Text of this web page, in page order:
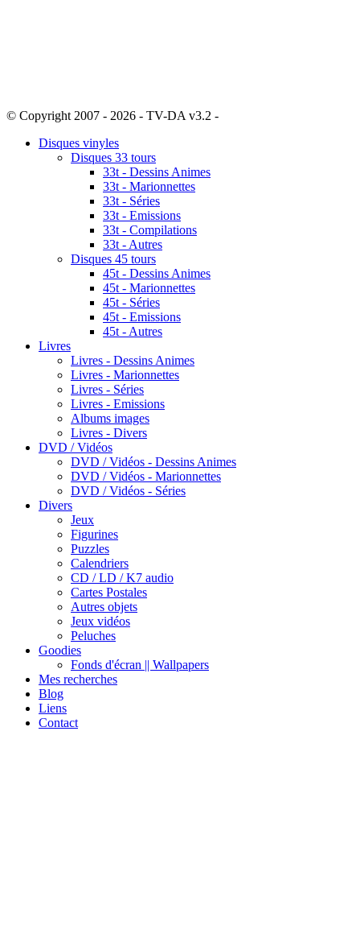
© Copyright 2007 - 2026 - TV-DA v3.2 -
Disques vinyles
Disques 33 tours
33t - Dessins Animes
33t - Marionnettes
33t - Séries
33t - Emissions
33t - Compilations
33t - Autres
Disques 45 tours
45t - Dessins Animes
45t - Marionnettes
45t - Séries
45t - Emissions
45t - Autres
Livres
Livres - Dessins Animes
Livres - Marionnettes
Livres - Séries
Livres - Emissions
Albums images
Livres - Divers
DVD / Vidéos
DVD / Vidéos - Dessins Animes
DVD / Vidéos - Marionnettes
DVD / Vidéos - Séries
Divers
Jeux
Figurines
Puzzles
Calendriers
CD / LD / K7 audio
Cartes Postales
Autres objets
Jeux vidéos
Peluches
Goodies
Fonds d'écran || Wallpapers
Mes recherches
Blog
Liens
Contact